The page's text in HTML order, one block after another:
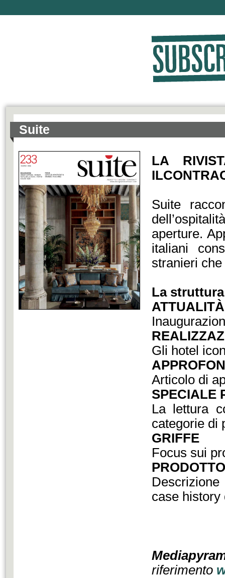
Suite
LA
Suite
aperture.
italiani
stranieri che
La
ATTUALITÀ
Gli hotel
Articolo di
SPECIALE
La lettura
categorie di
GRIFFE
Focus sui
case history
riferimento